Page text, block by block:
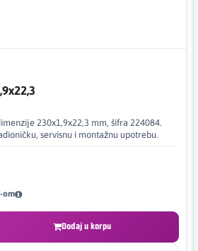
230x1,9x22,3 mm, šifra 224084.
servisnu i montažnu upotrebu.
om
Dodaj u korpu